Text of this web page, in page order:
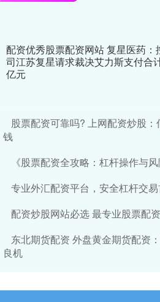
配资优秀股票配资网站 复星医药：
司江苏复星请求裁决艾力斯支付合
亿元
股票配资可靠吗? 上网配资炒股
钱
《股票配资全攻略：杠杆操作与风
专业外汇配资平台，安全杠杆交易
配资炒股网站必选 最专业股票配
东北期货配资 外盘黄金期货配资
良机